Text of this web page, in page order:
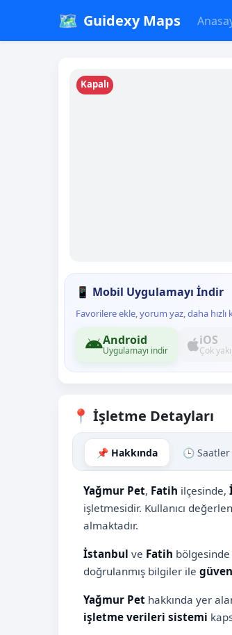
🗺️ Guidexy Maps
Kapalı
📱 Mobil Uygulamayı İndir
Favorilere ekle, yorum yaz, daha hızlı
Android
Uygulamayı indir
iOS
Çok
📍 İşletme Detayları
📌 Hakkında 🕒 Saatler
Yağmur Pet, Fatih ilçesinde,
işletmesidir. Kullanıcı
almaktadır.
İstanbul ve Fatih bölgesinde
doğrulanmış bilgiler ile
Yağmur Pet hakkında yer
işletme verileri sistemi